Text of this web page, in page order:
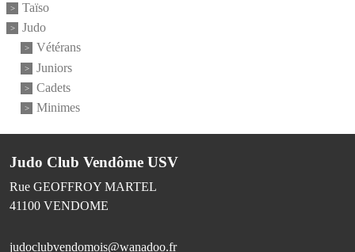
Taïso
Judo
Vétérans
Juniors
Cadets
Minimes
Judo Club Vendôme USV
Rue GEOFFROY MARTEL
41100 VENDOME
judoclubvendomois@wanadoo.fr